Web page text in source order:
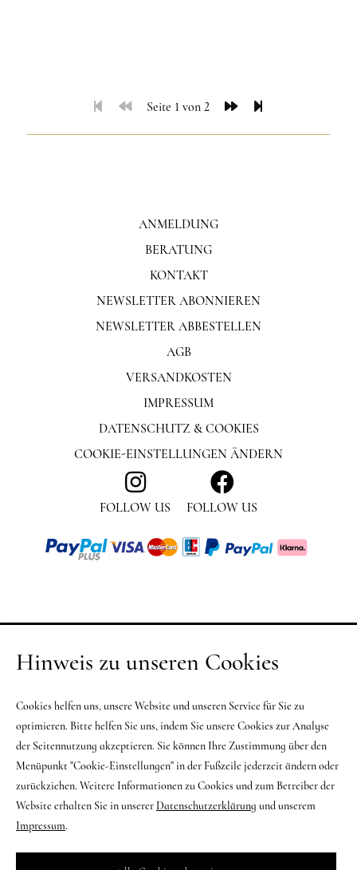
Seite 1 von 2
ANMELDUNG
BERATUNG
KONTAKT
NEWSLETTER ABONNIEREN
NEWSLETTER ABBESTELLEN
FOLLOW US FOLLOW US
AGB
VERSANDKOSTEN
IMPRESSUM
DATENSCHUTZ & COOKIES
COOKIE-EINSTELLUNGEN ÄNDERN
Hinweis zu unseren Cookies
Cookies helfen uns, unsere Website und unseren Service für Sie zu
optimieren. Bitte helfen Sie uns, indem Sie unsere Cookies zur Analyse
der Seitennutzung akzeptieren. Sie können Ihre Zustimmung über den
Menüpunkt "Cookie-Einstellungen" in der Fußzeile jederzeit ändern oder
zurückziehen. Weitere Informationen zu Cookies und zum Betreiber der
Website erhalten Sie in unsererDatenschutzerklärung und unserem
Impressum.